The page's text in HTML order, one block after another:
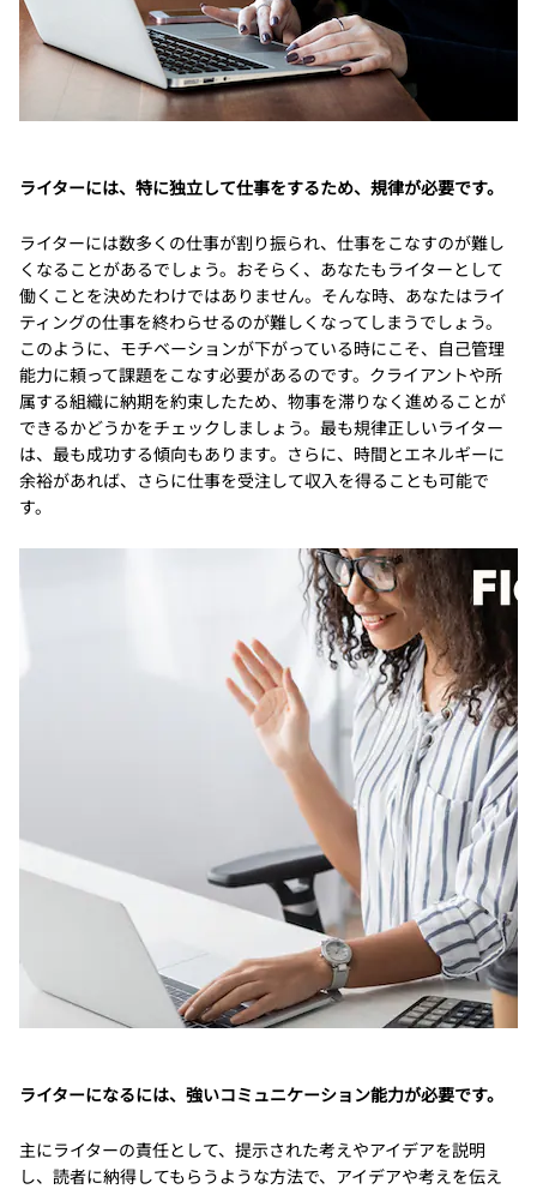
ライターには、特に独立して仕事をするため、規律が必要です。
ライターには数多くの仕事が割り振られ、仕事をこなすのが難し
くなることがあるでしょう。おそらく、あなたもライターとして
働くことを決めたわけではありません。そんな時、あなたはライ
ティングの仕事を終わらせるのが難しくなってしまうでしょう。
このように、モチベーションが下がっている時にこそ、自己管理
能力に頼って課題をこなす必要があるのです。クライアントや所
属する組織に納期を約束したため、物事を滞りなく進めることが
できるかどうかをチェックしましょう。最も規律正しいライター
は、最も成功する傾向もあります。さらに、時間とエネルギーに
余裕があれば、さらに仕事を受注して収入を得ることも可能で
す。
ライターになるには、強いコミュニケーション能力が必要です。
主にライターの責任として、提示された考えやアイデアを説明
し、読者に納得してもらうような方法で、アイデアや考えを伝え